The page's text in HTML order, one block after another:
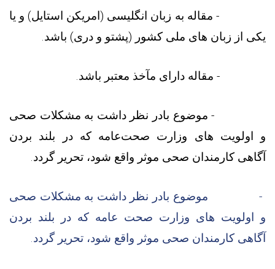
- مقاله به زبان انگلیسی (امریکن استایل) و یا
یکی از زبان های ملی کشور (پشتو و دری) باشد.
- مقاله دارای مآخذ معتبر باشد.
- موضوع بادر نظر داشت به مشکلات صحی
و اولویت های وزارت صحت‌عامه که در بلند بردن
آگاهی کارمندان صحی موثر واقع شود، تحریر گردد.
- موضوع بادر نظر داشت به مشکلات صحی
و اولویت های وزارت صحت عامه که در بلند بردن
آگاهی کارمندان صحی موثر واقع شود، تحریر گردد.